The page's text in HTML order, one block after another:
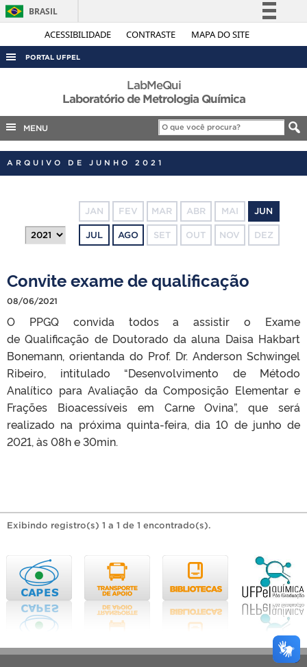
ACESSIBILIDADE CONTRASTE MAPA DO SITE
BRASIL
Simplifique!
Acesso à informação
Legislação
Canais
PORTAL UFPEL
AUDITORIA
COBALTO
CONCURSOS
PORTARIAS
LabMeQui
Laboratório de Metrologia Química
MENU
ARQUIVO DE JUNHO 2021
JAN FEV MAR ABR MAI JUN
JUL AGO SET OUT NOV DEZ
Convite exame de qualificação
08/06/2021
O PPGQ convida todos a assistir o Exame
de Qualificação de Doutorado da aluna Daisa Hakbart
Bonemann, orientanda do Prof. Dr. Anderson Schwingel
Ribeiro, intitulado “Desenvolvimento de Método
Analítico para Avaliação da Composição Elementar e
Frações Bioacessíveis em Carne Ovina”, que será
realizado na próxima quinta-feira, dia 10 de junho de
2021, às 08h e 30min.
Exibindo registro(s) 1 a 1 de 1 encontrado(s).